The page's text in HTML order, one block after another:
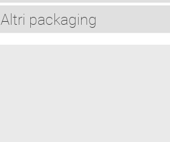
Altri packaging